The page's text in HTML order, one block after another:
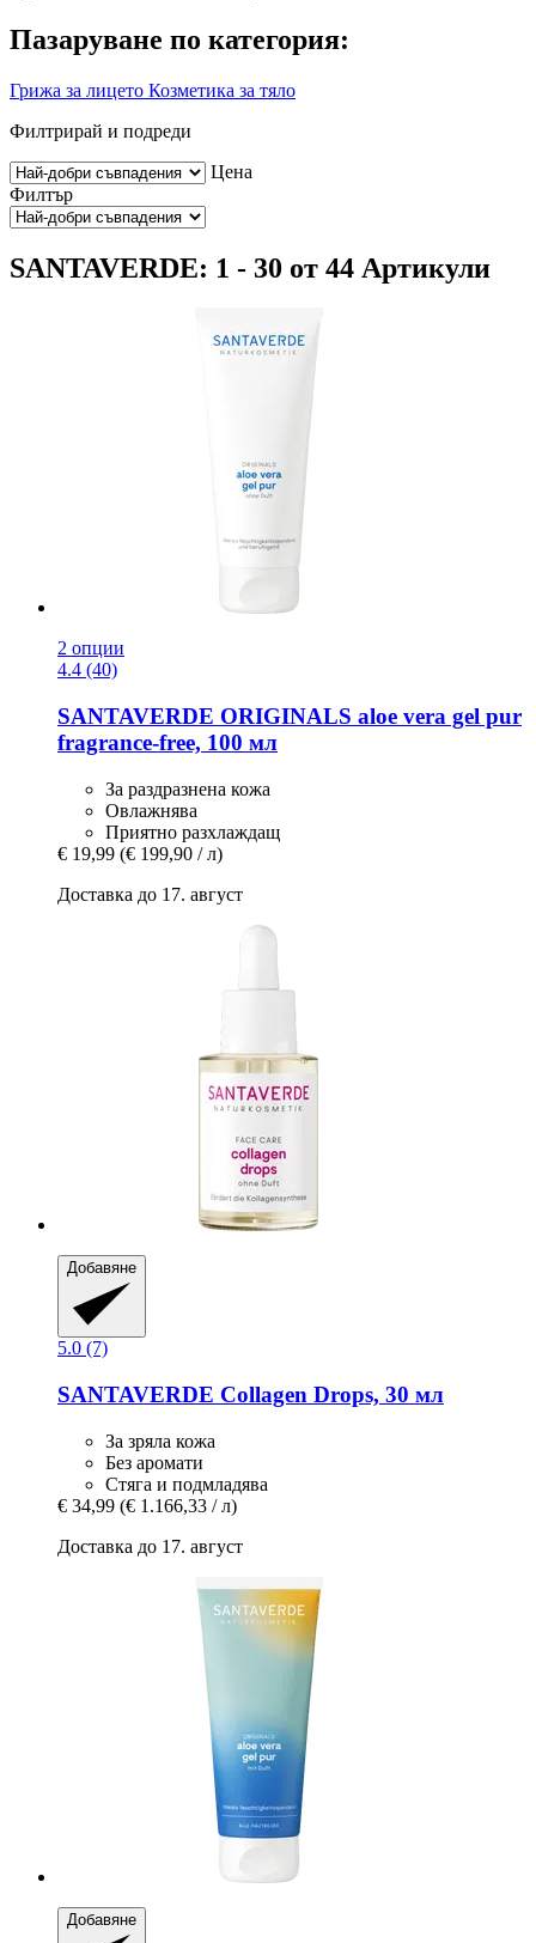
Пазаруване по категория:
Грижа за лицето Козметика за тяло
Филтрирай и подреди
Цена
Филтър
SANTAVERDE: 1 - 30 от 44 Артикули
2 опции
4.4 (40)
SANTAVERDE ORIGINALS aloe vera gel pur
fragrance-​free, 100 мл
За раздразнена кожа
Овлажнява
Приятно разхлаждащ
€ 19,99 (€ 199,90 / л)
Доставка до 17. август
Добавяне
5.0 (7)
SANTAVERDE Collagen Drops, 30 мл
За зряла кожа
Без аромати
Стяга и подмладява
€ 34,99 (€ 1.166,33 / л)
Доставка до 17. август
Добавяне